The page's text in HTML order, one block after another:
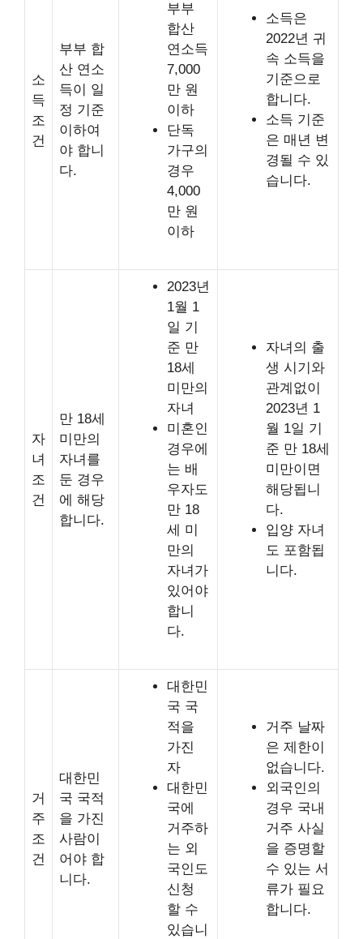
소
득
조
건
부부 합
산 연소
득이 일
정 기준
이하여
야 합니
다.
부부
합산
연소득
7,000
만 원
이하
단독
가구의
경우
4,000
만 원
이하
소득은
2022년 귀
속 소득을
기준으로
합니다.
소득 기준
은 매년 변
경될 수 있
습니다.
자
녀
조
건
만 18세
미만의
자녀를
둔 경우
에 해당
합니다.
2023년
1월 1
일 기
준 만
18세
미만의
자녀
미혼인
경우에
는 배
우자도
만 18
세 미
만의
자녀가
있어야
합니
다.
자녀의 출
생 시기와
관계없이
2023년 1
월 1일 기
준 만 18세
미만이면
해당됩니
다.
입양 자녀
도 포함됩
니다.
거
주
조
건
대한민
국 국적
을 가진
사람이
어야 합
니다.
대한민
국 국
적을
가진
자
대한민
국에
거주하
는 외
국인도
신청
할 수
있습니
거주 날짜
은 제한이
없습니다.
외국인의
경우 국내
거주 사실
을 증명할
수 있는 서
류가 필요
합니다.